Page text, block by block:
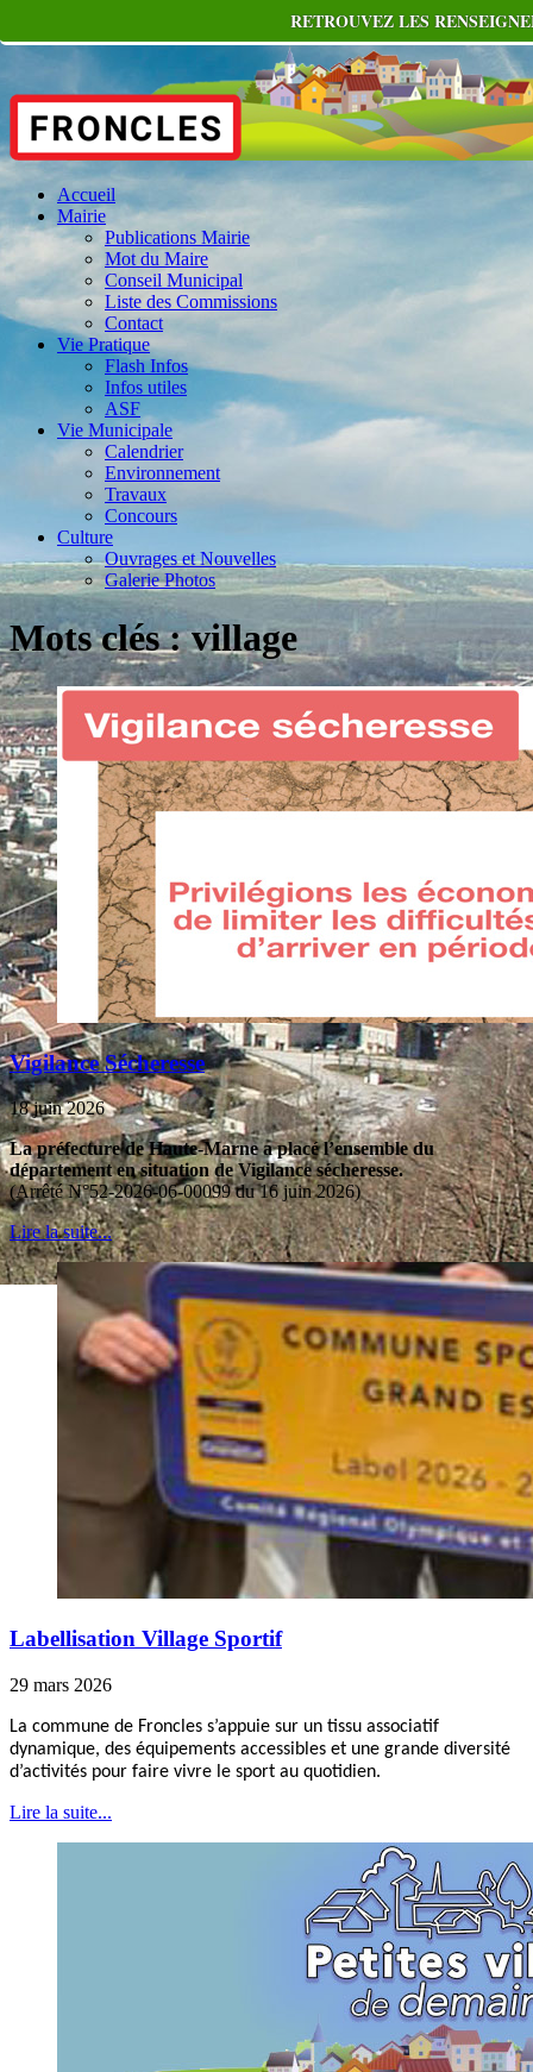
Accueil
Mairie
Publications Mairie
Mot du Maire
Conseil Municipal
Liste des Commissions
Contact
Vie Pratique
Flash Infos
Infos utiles
ASF
Vie Municipale
Calendrier
Environnement
Travaux
Concours
Culture
Ouvrages et Nouvelles
Galerie Photos
Mots clés : village
Vigilance Sécheresse
18 juin 2026
La préfecture de Haute-Marne a placé l’ensemble du
département en situation de Vigilance sécheresse.
(Arrêté N°52-2026-06-00099 du 16 juin 2026)
Lire la suite...
Labellisation Village Sportif
29 mars 2026
La commune de Froncles s’appuie sur un tissu associatif
dynamique, des équipements accessibles et une grande diversité
d’activités pour faire vivre le sport au quotidien.
Lire la suite...
RETROUVEZ LES